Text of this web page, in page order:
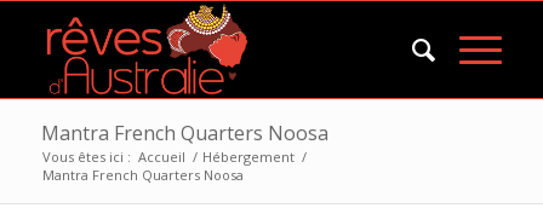
Mantra French Quarters Noosa
Vous êtes ici : Accueil / Hébergement /
Mantra French Quarters Noosa